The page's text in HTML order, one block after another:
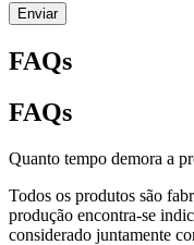
Enviar
FAQs
FAQs
Quanto tempo demora a
Todos os produtos são
produção encontra-se
considerado juntamente